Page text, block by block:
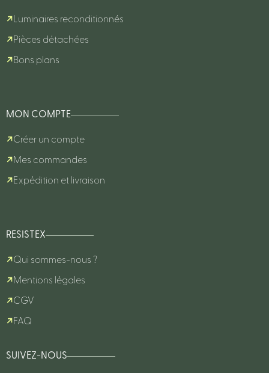
Luminaires reconditionnés
Pièces détachées
Bons plans
MON COMPTE
Créer un compte
Mes commandes
Expédition et livraison
RESISTEX
Qui sommes-nous ?
Mentions légales
CGV
FAQ
SUIVEZ-NOUS